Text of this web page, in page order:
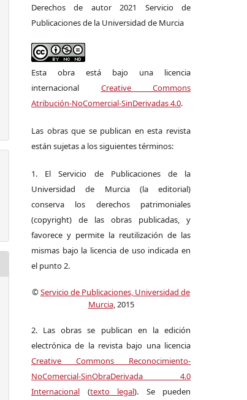
Derechos de autor 2021 Servicio de
Publicaciones de la Universidad de Murcia
Esta obra está bajo una licencia
internacional Creative Commons
Atribución-NoComercial-SinDerivadas 4.0.
Las obras que se publican en esta revista
están sujetas a los siguientes términos:
1. El Servicio de Publicaciones de la
Universidad de Murcia (la editorial)
conserva los derechos patrimoniales
(copyright) de las obras publicadas, y
favorece y permite la reutilización de las
mismas bajo la licencia de uso indicada en
el punto 2.
©Servicio de Publicaciones, Universidad de
Murcia, 2015
2. Las obras se publican en la edición
electrónica de la revista bajo una licencia
Creative Commons Reconocimiento-
NoComercial-SinObraDerivada 4.0
Internacional (texto legal). Se pueden